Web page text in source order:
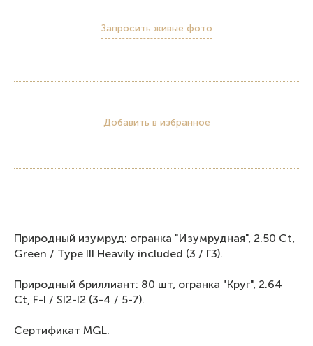
Запросить живые фото
Добавить в избранное
Природный изумруд: огранка "Изумрудная", 2.50 Ct,
Green / Type III Heavily included (3 / Г3).
Природный бриллиант: 80 шт, огранка "Круг", 2.64
Ct, F-I / SI2-I2 (3-4 / 5-7).
Сертификат MGL.